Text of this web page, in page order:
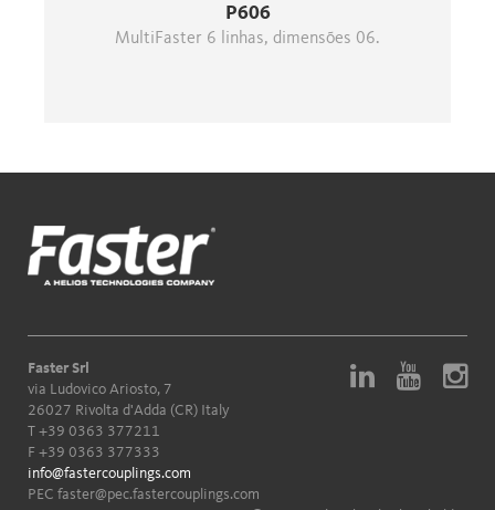
P606
MultiFaster 6 linhas, dimensões 06.
Faster Srl
via Ludovico Ariosto, 7
26027 Rivolta d'Adda (CR) Italy
T +39 0363 377211
F +39 0363 377333
info@fastercouplings.com
PEC faster@pec.fastercouplings.com